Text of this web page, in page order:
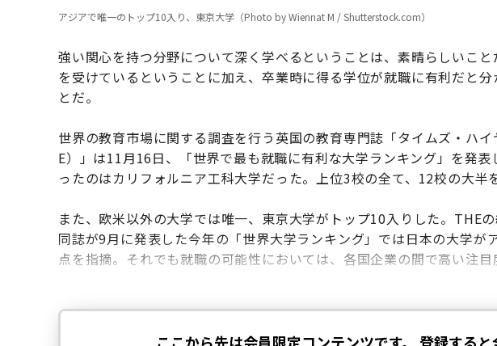
アジアで唯一のトップ10入り、東京大学（Photo by Wiennat M / Shutterstock.com）
強い関心を持つ分野について深く学べるということは、素晴らしいこ
を受けているということに加え、卒業時に得る学位が就職に有利だと
とだ。
世界の教育市場に関する調査を行う英国の教育専門誌「タイムズ・ハ
E）」は11月16日、「世界で最も就職に有利な大学ランキング」を発
ったのはカリフォルニア工科大学だった。上位3校の全て、12校の大半
また、欧米以外の大学では唯一、東京大学がトップ10入りした。THE
同誌が9月に発表した今年の「世界大学ランキング」では日本の大学が
点を指摘。それでも就職の可能性においては、各国企業の間で高い注目